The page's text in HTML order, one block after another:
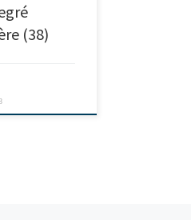
(38)